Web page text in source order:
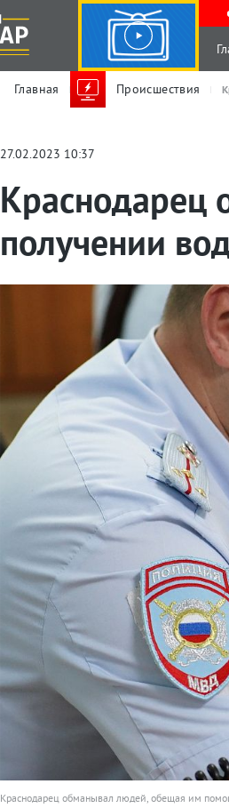
Главная Происшествия
27.02.2023 10:37
получении
Краснодарец обманывал людей, обещая им